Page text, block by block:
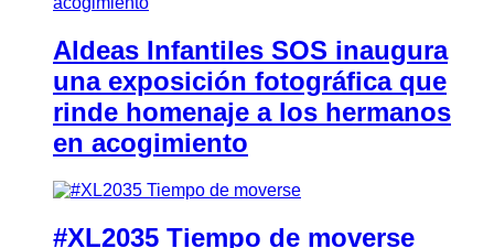
Aldeas Infantiles SOS inaugura
una exposición fotográfica que
rinde homenaje a los hermanos
en acogimiento
#XL2035 Tiempo de moverse